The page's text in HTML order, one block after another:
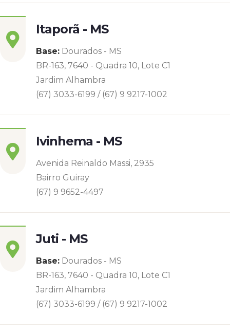
Itaporã - MS
Base: Dourados - MS
BR-163, 7640 - Quadra 10, Lote C1
Jardim Alhambra
(67) 3033-6199 / (67) 9 9217-1002
Ivinhema - MS
Avenida Reinaldo Massi, 2935
Bairro Guiray
(67) 9 9652-4497
Juti - MS
Base: Dourados - MS
BR-163, 7640 - Quadra 10, Lote C1
Jardim Alhambra
(67) 3033-6199 / (67) 9 9217-1002